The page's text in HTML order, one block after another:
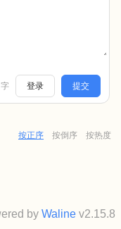
字 登录 提交
按正序 按倒序 按热度
by Waline v2.15.8